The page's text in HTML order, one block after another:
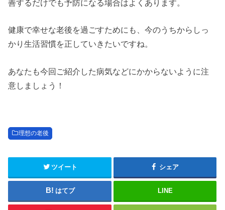
善するだけでも予防になる場合はよくあります。
健康で幸せな老後を過ごすためにも、今のうちからしっ
かり生活習慣を正していきたいですね。
あなたも今回ご紹介した病気などにかからないように注
意しましょう！
理想の老後
ツイート シェア
はてブ LINE